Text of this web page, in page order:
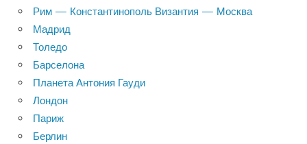
Рим — Константинополь Византия — Москва
Мадрид
Толедо
Барселона
Планета Антония Гауди
Лондон
Париж
Берлин